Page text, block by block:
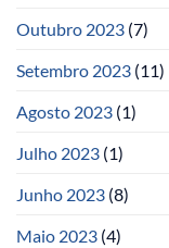
Outubro 2023 (7)
Setembro 2023 (11)
Agosto 2023 (1)
Julho 2023 (1)
Junho 2023 (8)
Maio 2023 (4)